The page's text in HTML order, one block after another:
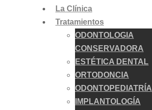
La Clínica
Tratamientos
ODONTOLOGIA
CONSERVADORA
ESTÉTICA DENTAL
ORTODONCIA
ODONTOPEDIATRÍA
IMPLANTOLOGÍA